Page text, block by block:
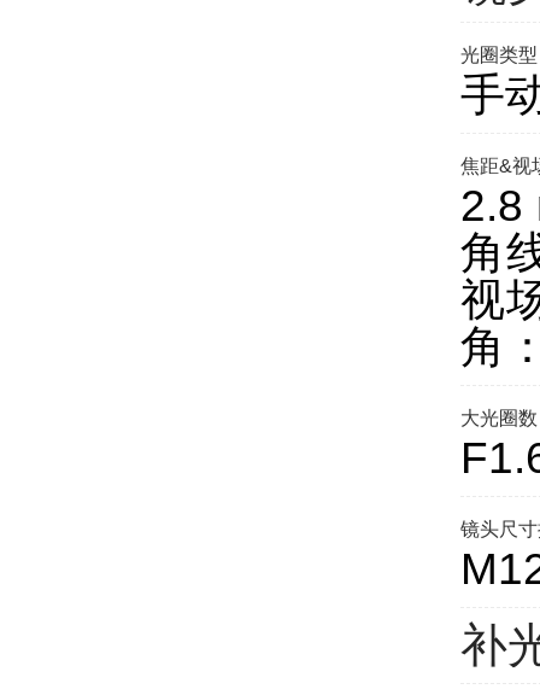
光圈类
手
焦距&视
2.8
角
视
角
大光圈
镜头尺
补